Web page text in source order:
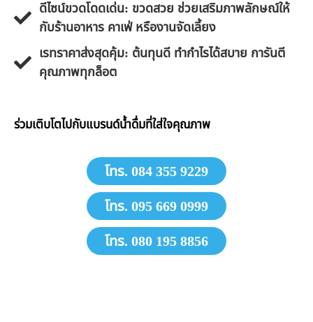
ดีไซน์ขวดโดดเด่น: ขวดสวย ช่วยเสริมภาพลักษณ์ให้
กับร้านอาหาร คาเฟ่ หรืองานจัดเลี้ยง
​เรทราคาส่งสุดคุ้ม: ต้นทุนดี ทำกำไรได้สบาย การันตี
คุณภาพทุกล็อต
​ร่วมเติบโตไปกับแบรนด์น้ำดื่มที่ใส่ใจคุณภาพ
โทร. 084 355 9229
โทร. 095 669 0999
โทร. 080 195 8856